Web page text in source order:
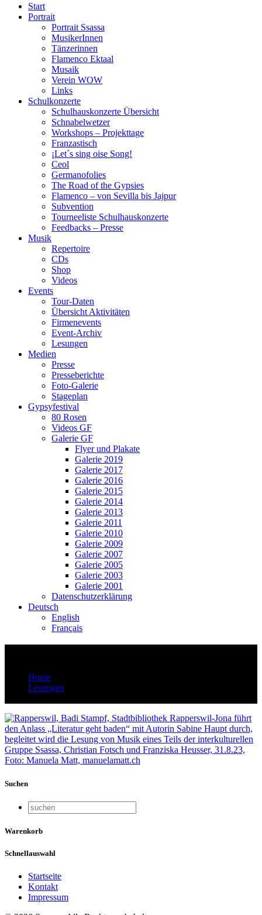
Start
Portrait
Portrait Ssassa
MusikerInnen
Tänzerinnen
Flamenco Ektaal
Musaik
Verein WOW
Links
Schulkonzerte
Schulhauskonzerte Übersicht
Schnabelwetzer
Workshops – Projekttage
Franzastisch
¡Let´s sing oise Song!
Ceol
Germanofolies
The Road of the Gypsies
Flamenco – von Sevilla bis Jajpur
Subvention
Tourneeliste Schulhauskonzerte
Feedbacks – Presse
Musik
Repertoire
CDs
Shop
Videos
Events
Tour-Daten
Übersicht Aktivitäten
Firmenevents
Event-Archiv
Lesungen
Medien
Presse
Presseberichte
Foto-Galerie
Stageplan
Gypsyfestival
80 Rosen
Videos GF
Galerie GF
Flyer und Plakate
Galerie 2019
Galerie 2017
Galerie 2016
Galerie 2015
Galerie 2014
Galerie 2013
Galerie 2011
Galerie 2010
Galerie 2009
Galerie 2007
Galerie 2005
Galerie 2003
Galerie 2001
Datenschutzerklärung
Deutsch
English
Français
Home
Lesungen
Suchen
Warenkorb
Schnellauswahl
Startseite
Kontakt
Impressum